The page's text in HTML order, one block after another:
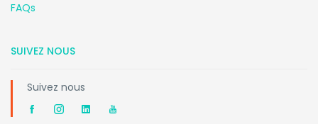
FAQs
SUIVEZ NOUS
Suivez nous